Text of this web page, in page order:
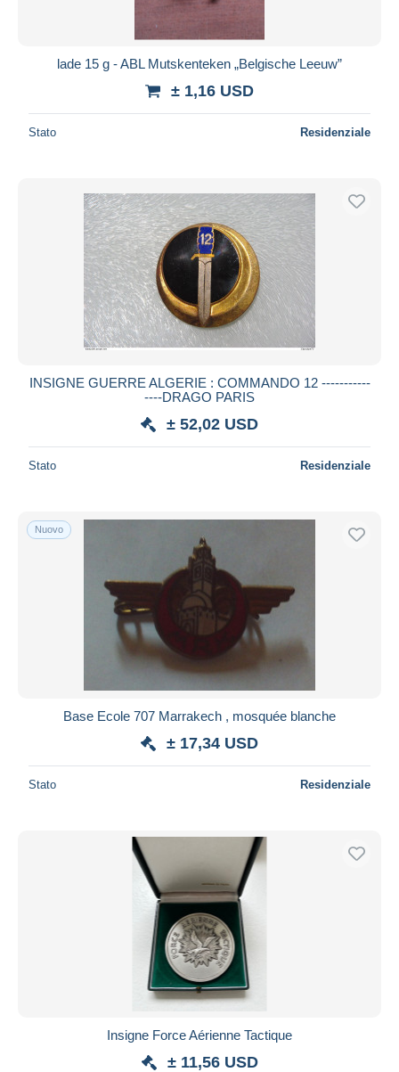
lade 15 g - ABL Mutskenteken „Belgische Leeuw”
± 1,16 USD
Stato Residenziale
INSIGNE GUERRE ALGERIE : COMMANDO 12 -----------
----DRAGO PARIS
± 52,02 USD
Stato Residenziale
Nuovo
Base Ecole 707 Marrakech , mosquée blanche
± 17,34 USD
Stato Residenziale
Insigne Force Aérienne Tactique
± 11,56 USD